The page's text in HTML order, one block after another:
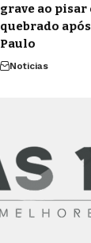
grave ao pisar
quebrado
Paulo
Noticias